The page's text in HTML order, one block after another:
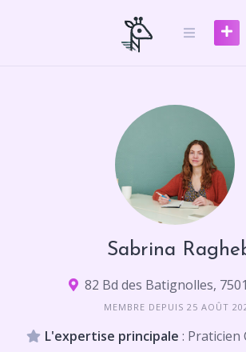
Sabrina
82 Bd des Batignolles,
MEMBRE DEPUIS 25 AOÛT
L'expertise principale : Praticien